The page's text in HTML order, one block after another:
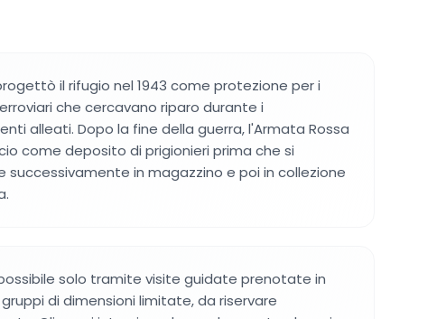
il rifugio nel 1943 come protezione per i
che cercavano riparo durante i
alleati. Dopo la fine della guerra, l'Armata Rossa
come deposito di prigionieri prima che si
successivamente in magazzino e poi in collezione
solo tramite visite guidate prenotate in
di dimensioni limitate, da riservare